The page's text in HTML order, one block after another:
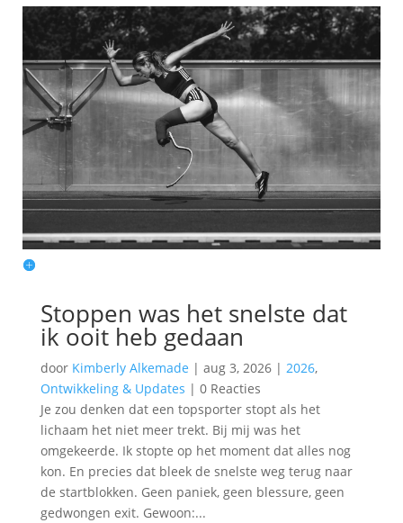
Stoppen was het snelste dat
ik ooit heb gedaan
door Kimberly Alkemade | aug 3, 2026| 2026,
Ontwikkeling & Updates | 0 Reacties
Je zou denken dat een topsporter stopt als het
lichaam het niet meer trekt. Bij mij was het
omgekeerde. Ik stopte op het moment dat alles nog
kon. En precies dat bleek de snelste weg terug naar
de startblokken. Geen paniek, geen blessure, geen
gedwongen exit. Gewoon:...